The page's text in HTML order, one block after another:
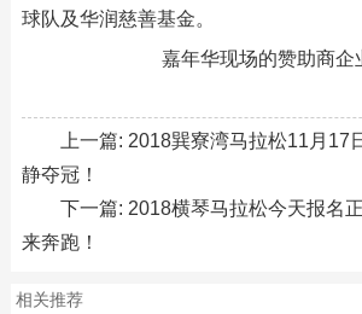
球队及华润慈善基金。
嘉年华现场的赞助商企
上一篇: 2018巽寮湾马拉松11月17
静夺冠！
下一篇: 2018横琴马拉松今天报名
来奔跑！
相关推荐